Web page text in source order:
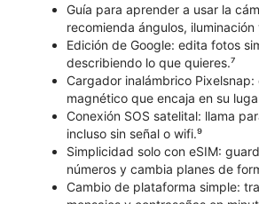
Guía para aprender a usar la
recomienda ángulos, iluminación
Edición de Google: edita fotos
describiendo lo que quieres.⁷
Cargador inalámbrico
magnético que encaja en su
Conexión SOS satelital: llama
incluso sin señal o wifi.⁹
Simplicidad solo con eSIM:
números y cambia planes de
Cambio de plataforma simple: